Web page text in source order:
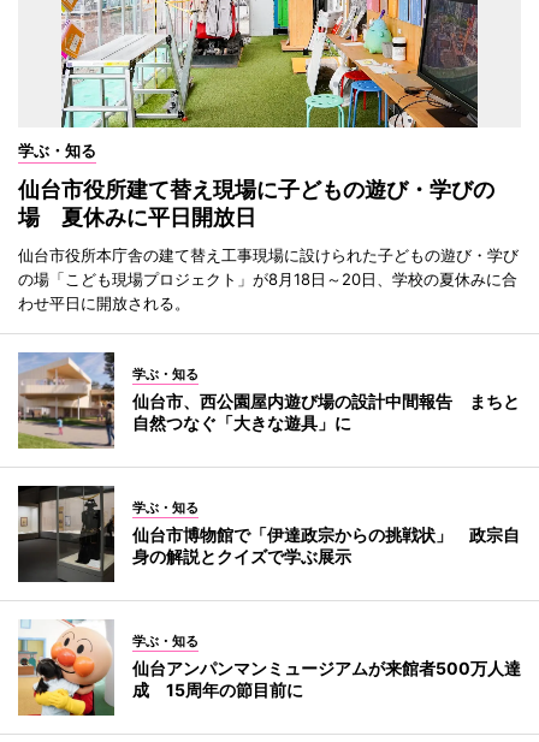
学ぶ・知る
仙台市役所建て替え現場に子どもの遊び・学びの
場 夏休みに平日開放日
仙台市役所本庁舎の建て替え工事現場に設けられた子どもの遊び・学び
の場「こども現場プロジェクト」が8月18日～20日、学校の夏休みに合
わせ平日に開放される。
学ぶ・知る
仙台市、西公園屋内遊び場の設計中間報告 まちと
自然つなぐ「大きな遊具」に
学ぶ・知る
仙台市博物館で「伊達政宗からの挑戦状」 政宗自
身の解説とクイズで学ぶ展示
学ぶ・知る
仙台アンパンマンミュージアムが来館者500万人達
成 15周年の節目前に